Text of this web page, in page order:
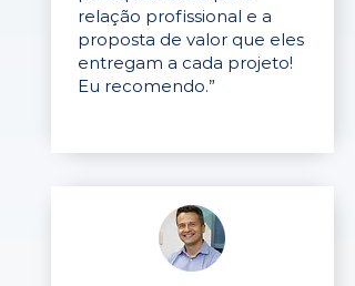
relação profissional e a
proposta de valor que eles
entregam a cada projeto!
Eu recomendo.”